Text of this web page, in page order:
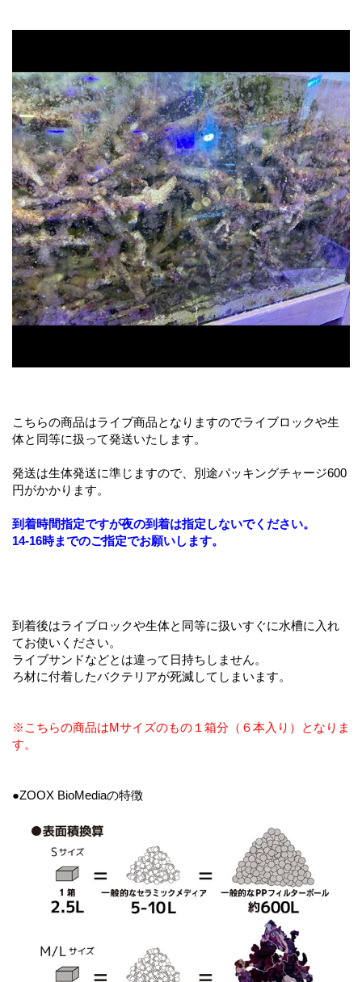
こちらの商品はライブ商品となりますのでライブロックや生
体と同等に扱って発送いたします。
発送は生体発送に準じますので、別途パッキングチャージ600
円がかかります。
到着時間指定ですが夜の到着は指定しないでください。
14-16時までのご指定でお願いします。
到着後はライブロックや生体と同等に扱いすぐに水槽に入れ
てお使いください。
ライブサンドなどとは違って日持ちしません。
ろ材に付着したバクテリアが死滅してしまいます。
※こちらの商品はMサイズのもの１箱分（６本入り）となりま
す。
●ZOOX BioMediaの特徴